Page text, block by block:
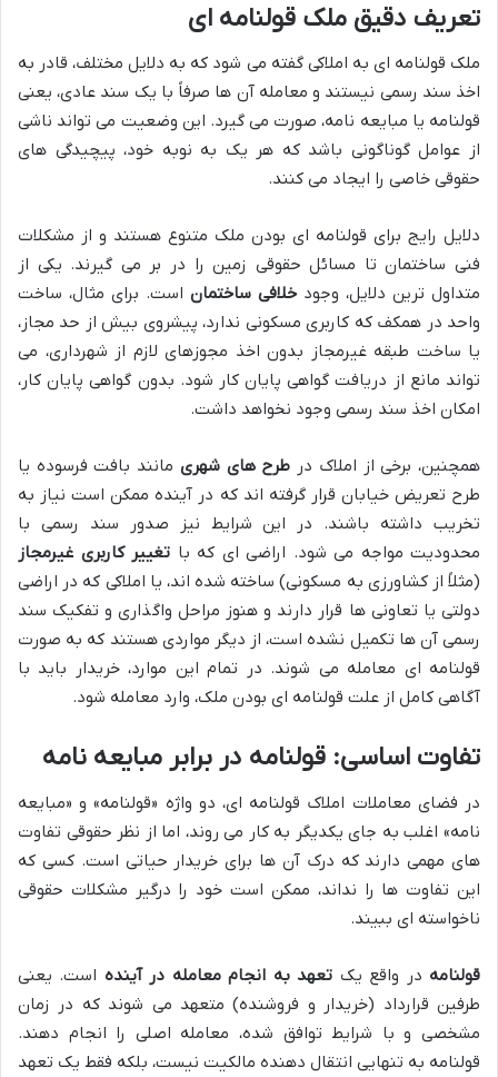
تعریف دقیق ملک قولنامه ای
ملک قولنامه ای به املاکی گفته می شود که به دلایل مختلف، قادر به
اخذ سند رسمی نیستند و معامله آن ها صرفاً با یک سند عادی، یعنی
قولنامه یا مبایعه نامه، صورت می گیرد. این وضعیت می تواند ناشی
از عوامل گوناگونی باشد که هر یک به نوبه خود، پیچیدگی های
حقوقی خاصی را ایجاد می کنند.
دلایل رایج برای قولنامه ای بودن ملک متنوع هستند و از مشکلات
فنی ساختمان تا مسائل حقوقی زمین را در بر می گیرند. یکی از
متداول ترین دلایل، وجود خلافی ساختمان است. برای مثال، ساخت
واحد در همکف که کاربری مسکونی ندارد، پیشروی بیش از حد مجاز،
یا ساخت طبقه غیرمجاز بدون اخذ مجوزهای لازم از شهرداری، می
تواند مانع از دریافت گواهی پایان کار شود. بدون گواهی پایان کار،
امکان اخذ سند رسمی وجود نخواهد داشت.
همچنین، برخی از املاک در طرح های شهری مانند بافت فرسوده یا
طرح تعریض خیابان قرار گرفته اند که در آینده ممکن است نیاز به
تخریب داشته باشند. در این شرایط نیز صدور سند رسمی با
محدودیت مواجه می شود. اراضی ای که با تغییر کاربری غیرمجاز
(مثلاً از کشاورزی به مسکونی) ساخته شده اند، یا املاکی که در اراضی
دولتی یا تعاونی ها قرار دارند و هنوز مراحل واگذاری و تفکیک سند
رسمی آن ها تکمیل نشده است، از دیگر مواردی هستند که به صورت
قولنامه ای معامله می شوند. در تمام این موارد، خریدار باید با
آگاهی کامل از علت قولنامه ای بودن ملک، وارد معامله شود.
تفاوت اساسی: قولنامه در برابر مبایعه نامه
در فضای معاملات املاک قولنامه ای، دو واژه «قولنامه» و «مبایعه
نامه» اغلب به جای یکدیگر به کار می روند، اما از نظر حقوقی تفاوت
های مهمی دارند که درک آن ها برای خریدار حیاتی است. کسی که
این تفاوت ها را نداند، ممکن است خود را درگیر مشکلات حقوقی
ناخواسته ای ببیند.
قولنامه در واقع یک تعهد به انجام معامله در آینده است. یعنی
طرفین قرارداد (خریدار و فروشنده) متعهد می شوند که در زمان
مشخصی و با شرایط توافق شده، معامله اصلی را انجام دهند.
قولنامه به تنهایی انتقال دهنده مالکیت نیست، بلکه فقط یک تعهد